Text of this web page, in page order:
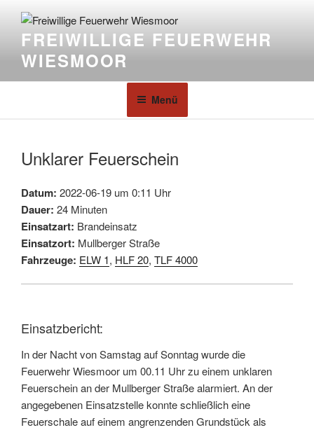
FREIWILLIGE FEUERWEHR
WIESMOOR
Menü
Unklarer Feuerschein
Datum: 2022-06-19 um 0:11 Uhr
Dauer: 24 Minuten
Einsatzart: Brandeinsatz
Einsatzort: Mullberger Straße
Fahrzeuge: ELW 1, HLF 20, TLF 4000
Einsatzbericht:
In der Nacht von Samstag auf Sonntag wurde die
Feuerwehr Wiesmoor um 00.11 Uhr zu einem unklaren
Feuerschein an der Mullberger Straße alarmiert. An der
angegebenen Einsatzstelle konnte schließlich eine
Feuerschale auf einem angrenzenden Grundstück als